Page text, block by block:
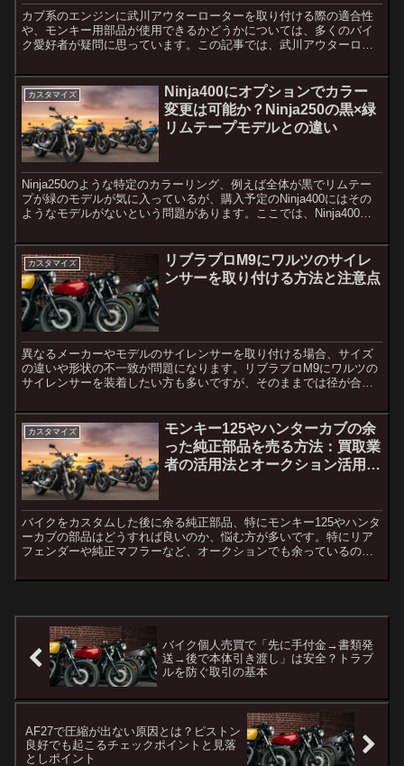
カブ系のエンジンに武川アウターローターを取り付ける際の適合性
や、モンキー用部品が使用できるかどうかについては、多くのバイ
ク愛好者が疑問に思っています。この記事では、武川アウターロー
て...
カスタマイズ
Ninja400にオプションでカラー
変更は可能か？Ninja250の黒×緑
リムテープモデルとの違い
Ninja250のような特定のカラーリング、例えば全体が黒でリムテー
プが緑のモデルが気に入っているが、購入予定のNinja400にはその
ようなモデルがないという問題があります。ここでは、Ninja400購
カスタマイズ
リブラプロM9にワルツのサイレ
ンサーを取り付ける方法と注意点
異なるメーカーやモデルのサイレンサーを取り付ける場合、サイズ
の違いや形状の不一致が問題になります。リブラプロM9にワルツの
サイレンサーを装着したい方も多いですが、そのままでは径が合わ
カスタマイズ
モンキー125やハンターカブの余
った純正部品を売る方法：買取業
者の活用法とオークション活用の
バイクをカスタムした後に余る純正部品、特にモンキー125やハンタ
ーカブの部品はどうすれば良いのか、悩む方が多いです。特にリア
フェンダーや純正マフラーなど、オークションでも余っているのが
バイク個人売買で「先に手付金→書類発
送→後で本体引き渡し」は安全？トラブ
ルを防ぐ取引の基本
AF27で圧縮が出ない原因とは？ピストン
良好でも起こるチェックポイントと見落
としポイント